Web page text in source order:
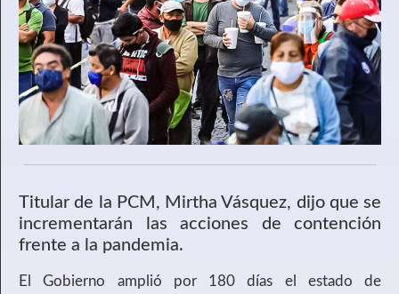
Titular de la PCM, Mirtha Vásquez, dijo que se
incrementarán las acciones de contención
frente a la pandemia.
El Gobierno amplió por 180 días el estado de